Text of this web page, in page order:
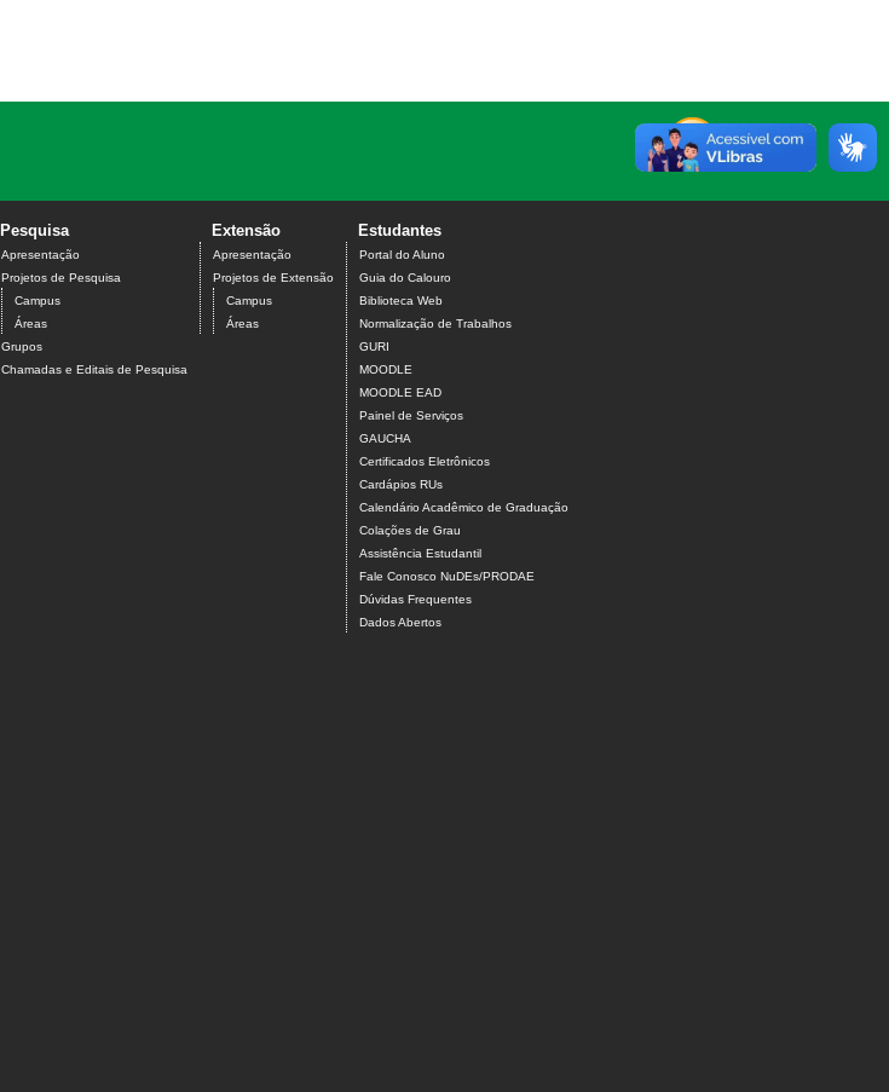
Pesquisa
Apresentação
Projetos de Pesquisa
Campus
Áreas
Grupos
Chamadas e Editais de Pesquisa
Extensão
Apresentação
Projetos de Extensão
Campus
Áreas
Estudantes
Portal do Aluno
Guia do Calouro
Biblioteca Web
Normalização de Trabalhos
GURI
MOODLE
MOODLE EAD
Painel de Serviços
GAUCHA
Certificados Eletrônicos
Cardápios RUs
Calendário Acadêmico de Graduação
Colações de Grau
Assistência Estudantil
Fale Conosco NuDEs/PRODAE
Dúvidas Frequentes
Dados Abertos